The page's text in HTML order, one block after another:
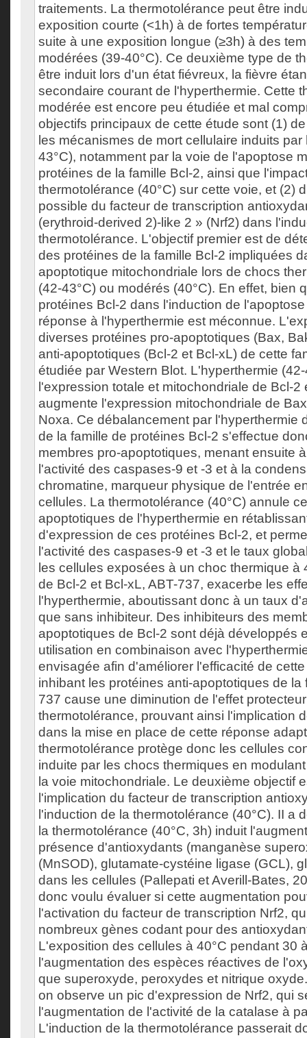
traitements. La thermotolérance peut être
exposition courte (<1h) à de fortes
suite à une exposition longue (≥3h) à des
modérées (39-40°C). Ce deuxième type de
être induit lors d'un état fiévreux, la fièvre
secondaire courant de l'hyperthermie. Cette
modérée est encore peu étudiée et mal
objectifs principaux de cette étude sont (1)
les mécanismes de mort cellulaire induits
43°C), notamment par la voie de l'apoptose
protéines de la famille Bcl-2, ainsi que
thermotolérance (40°C) sur cette voie, et (2)
possible du facteur de transcription
(erythroid-derived 2)-like 2 » (Nrf2) dans
thermotolérance. L'objectif premier est de
des protéines de la famille Bcl-2 impliquées
apoptotique mitochondriale lors de chocs
(42-43°C) ou modérés (40°C). En effet, bien
protéines Bcl-2 dans l'induction de
réponse à l'hyperthermie est méconnue.
diverses protéines pro-apoptotiques (Bax,
anti-apoptotiques (Bcl-2 et Bcl-xL) de cette
étudiée par Western Blot. L'hyperthermie
l'expression totale et mitochondriale de Bcl-2
augmente l'expression mitochondriale de
Noxa. Ce débalancement par l'hyperthermie
de la famille de protéines Bcl-2 s'effectue
membres pro-apoptotiques, menant ensuite
l'activité des caspases-9 et -3 et à la
chromatine, marqueur physique de l'entrée
cellules. La thermotolérance (40°C) annule
apoptotiques de l'hyperthermie en
d'expression de ces protéines Bcl-2, et
l'activité des caspases-9 et -3 et le taux
les cellules exposées à un choc thermique à
de Bcl-2 et Bcl-xL, ABT-737, exacerbe les
l'hyperthermie, aboutissant donc à un taux
que sans inhibiteur. Des inhibiteurs des
apoptotiques de Bcl-2 sont déjà développés
utilisation en combinaison avec
envisagée afin d'améliorer l'efficacité de
inhibant les protéines anti-apoptotiques de la
737 cause une diminution de l'effet
thermotolérance, prouvant ainsi l'implication
dans la mise en place de cette réponse
thermotolérance protège donc les cellules
induite par les chocs thermiques en
la voie mitochondriale. Le deuxième objectif
l'implication du facteur de transcription
l'induction de la thermotolérance (40°C). II a
la thermotolérance (40°C, 3h) induit
présence d'antioxydants (manganèse
(MnSOD), glutamate-cystéine ligase (GCL),
dans les cellules (Pallepati et Averill-Bates,
donc voulu évaluer si cette augmentation
l'activation du facteur de transcription Nrf2,
nombreux gènes codant pour des
L'exposition des cellules à 40°C pendant 30
l'augmentation des espèces réactives de
que superoxyde, peroxydes et nitrique
on observe un pic d'expression de Nrf2, qui
l'augmentation de l'activité de la catalase à
L'induction de la thermotolérance passerait